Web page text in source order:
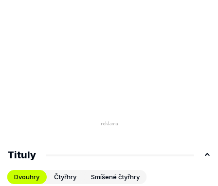
Tituly
Dvouhry Čtyřhry Smíšené čtyřhry